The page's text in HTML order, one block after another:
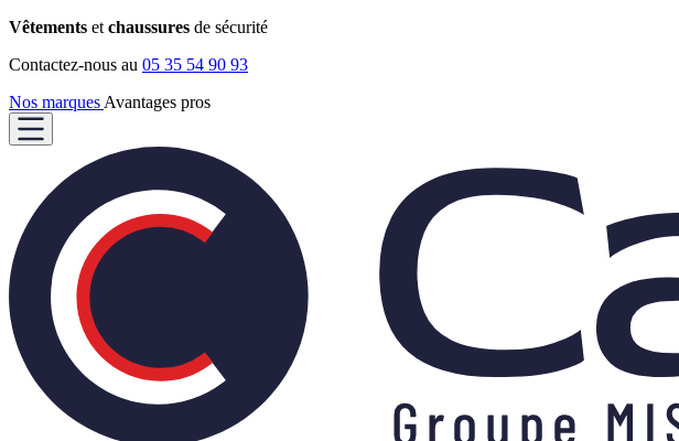
Vêtements et chaussures de sécurité
Contactez-nous au 05 35 54 90 93
Nos marques Avantages pros